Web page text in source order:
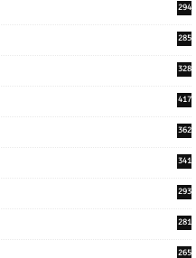
294
285
328
417
362
341
293
281
265